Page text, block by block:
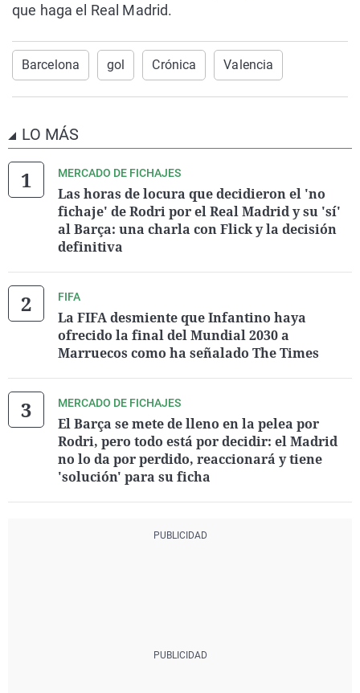
que haga el Real Madrid.
Barcelona gol Crónica Valencia
LO MÁS
MERCADO DE FICHAJES
Las horas de locura que decidieron el 'no
fichaje' de Rodri por el Real Madrid y su 'sí'
al Barça: una charla con Flick y la decisión
definitiva
FIFA
La FIFA desmiente que Infantino haya
ofrecido la final del Mundial 2030 a
Marruecos como ha señalado The Times
MERCADO DE FICHAJES
El Barça se mete de lleno en la pelea por
Rodri, pero todo está por decidir: el Madrid
no lo da por perdido, reaccionará y tiene
'solución' para su ficha